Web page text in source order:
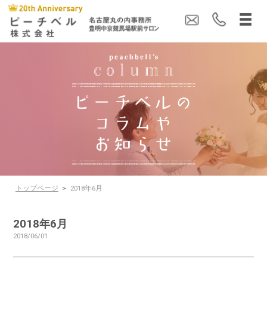
トップページ > 2018年6月
2018年6月
2018/06/01